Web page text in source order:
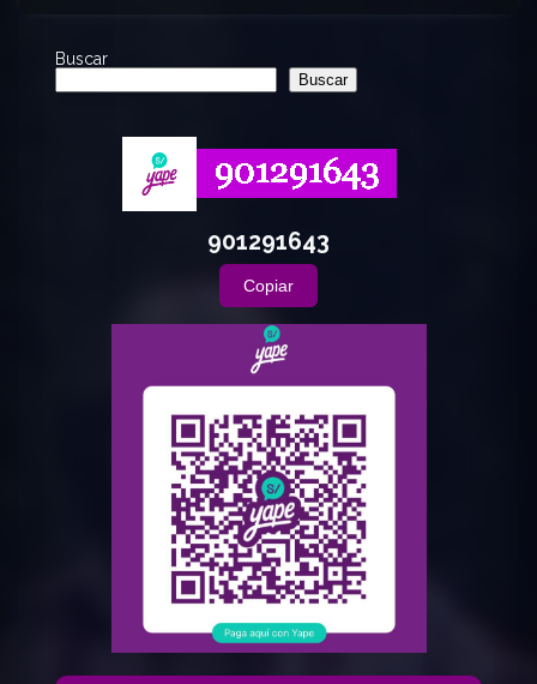
Buscar
Buscar
901291643
Copiar